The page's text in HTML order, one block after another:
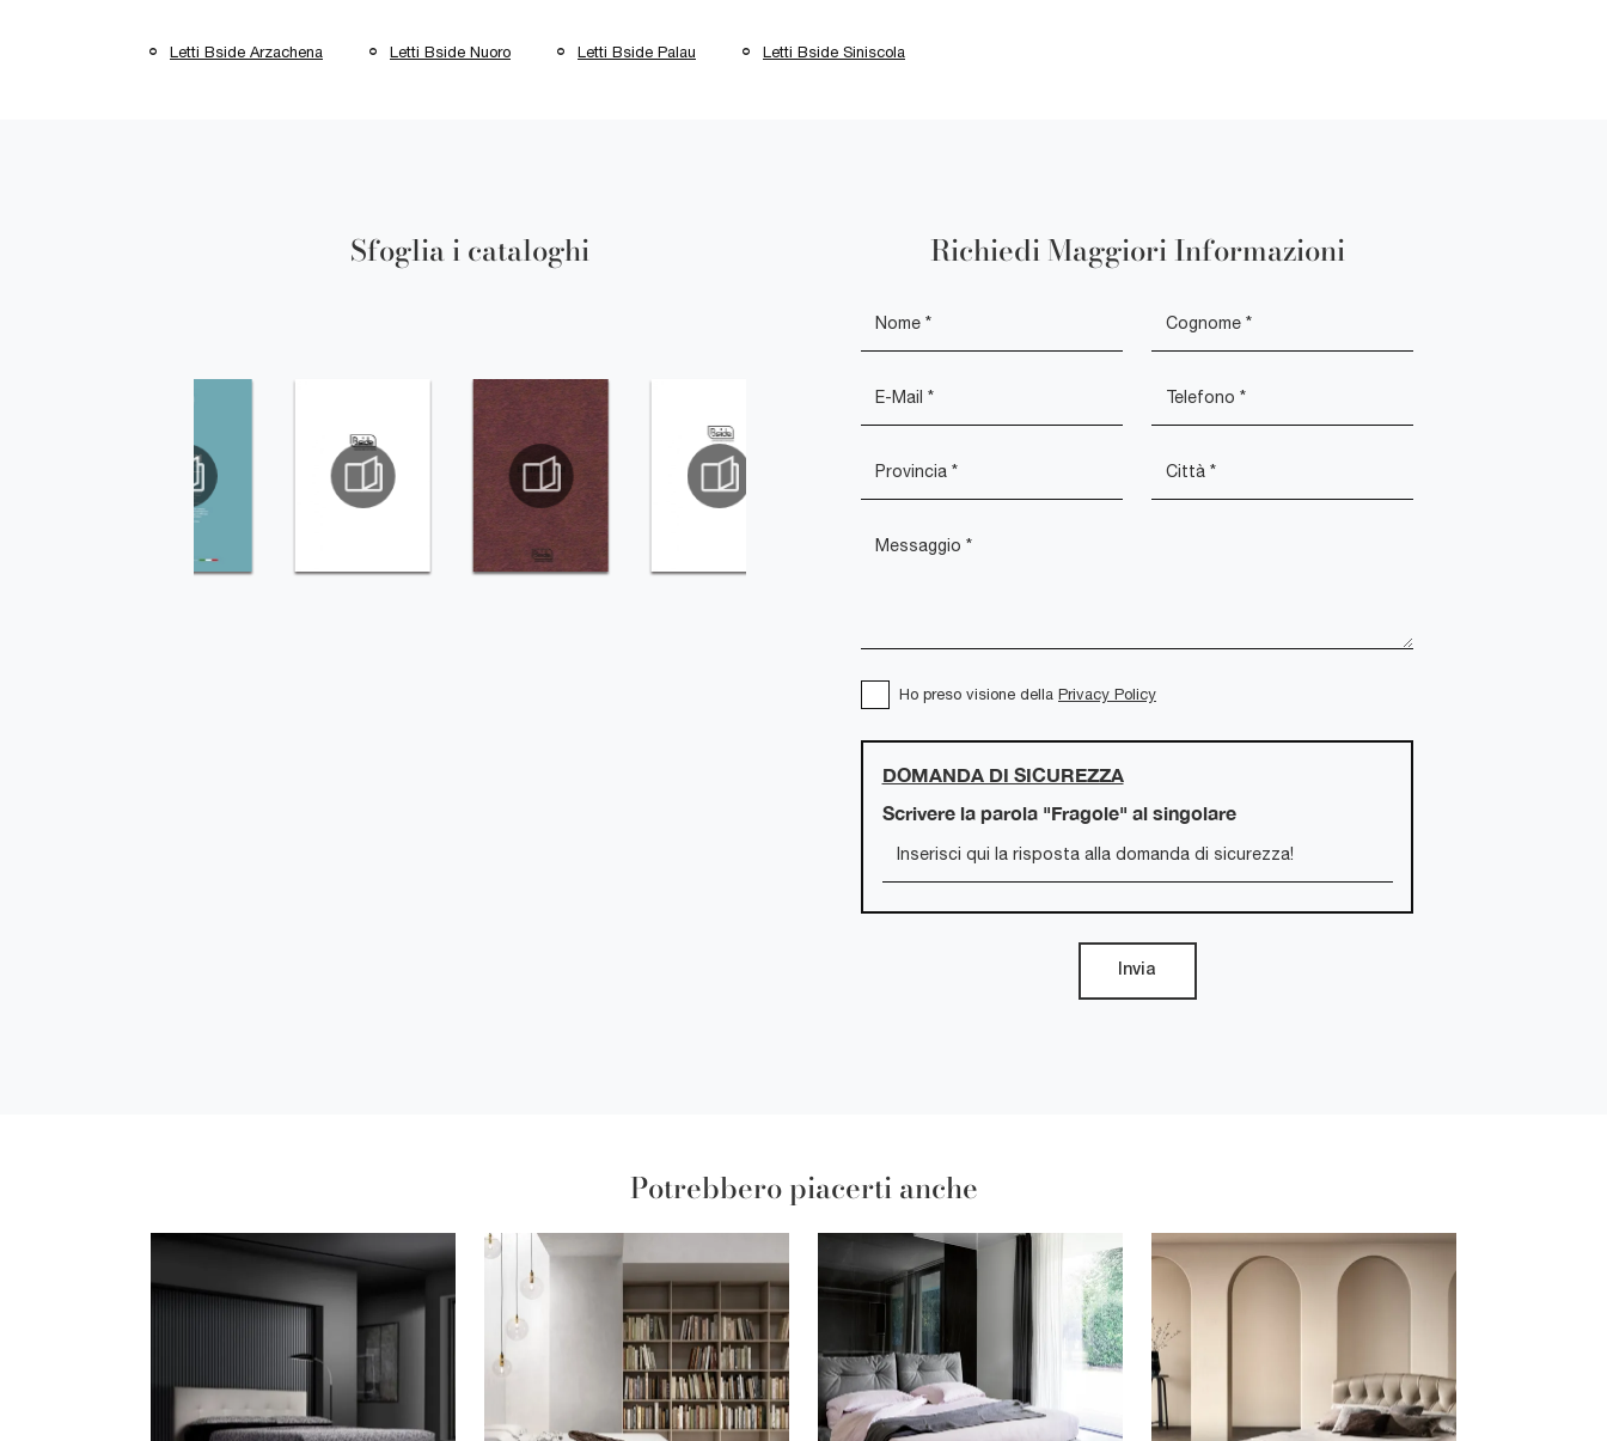
Letti Bside Arzachena Letti Bside Nuoro Letti Bside Palau Letti Bside Siniscola
Sfoglia i cataloghi Richiedi Maggiori Informazioni
Ho preso visione della Privacy Policy
DOMANDA DI SICUREZZA
Scrivere la parola "Fragole" al singolare
Invia
Potrebbero piacerti anche